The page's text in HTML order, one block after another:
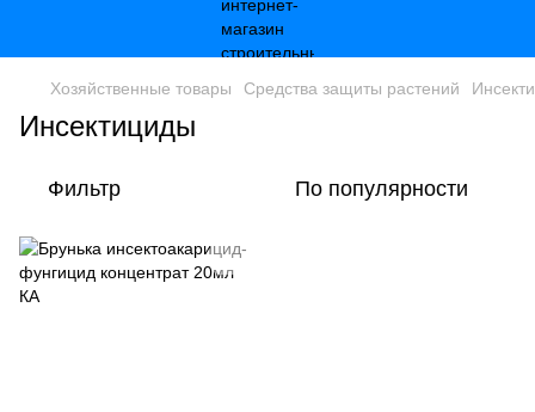
Хозяйственные товары Средства защиты растений
Инсектициды
Фильтр По популярности